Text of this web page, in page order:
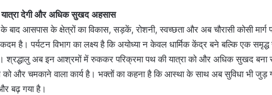
यात्रा देगी और अधिक सुखद अहसास
के बाद आसपास के क्षेत्रों का विकास, सड़कें, रोशनी, स्वच्छता और अब चौरासी कोसी
कदम है। पर्यटन विभाग का लक्ष्य है कि अयोध्या न केवल धार्मिक केंद्र बने बल्कि एक
श्रद्धालु अब इन आश्रमों में रुककर परिक्रमा पथ की यात्रा को और अधिक सुखद बना
को और चमकाने वाला कार्य है। भक्तों का कहना है कि आस्था के साथ अब सुविधा भी
बढ़ गया है।